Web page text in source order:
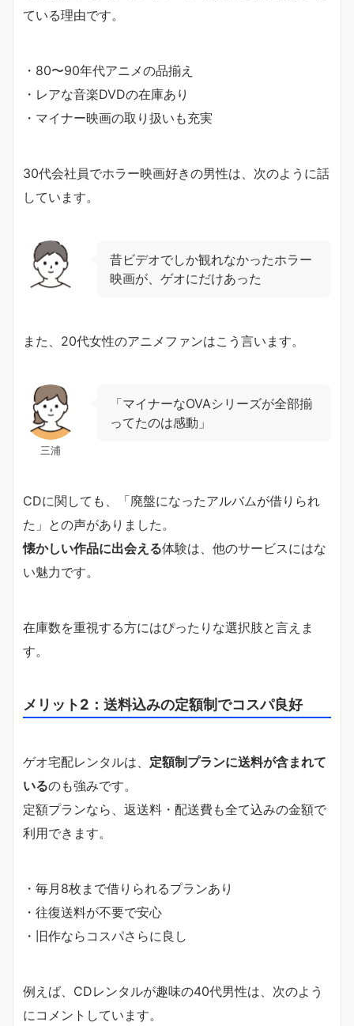
ている理由です。
・80〜90年代アニメの品揃え
・レアな音楽DVDの在庫あり
・マイナー映画の取り扱いも充実
30代会社員でホラー映画好きの男性は、次のように話
しています。
昔ビデオでしか観れなかったホラー
映画が、ゲオにだけあった
また、20代女性のアニメファンはこう言います。
三浦
「マイナーなOVAシリーズが全部揃
ってたのは感動」
CDに関しても、「廃盤になったアルバムが借りられ
た」との声がありました。
懐かしい作品に出会える体験は、他のサービスにはな
い魅力です。
在庫数を重視する方にはぴったりな選択肢と言えま
す。
メリット2：送料込みの定額制でコスパ良好
ゲオ宅配レンタルは、 定額制プランに送料が含まれて
いるのも強みです。
定額プランなら、返送料・配送費も全て込みの金額で
利用できます。
・毎月8枚まで借りられるプランあり
・往復送料が不要で安心
・旧作ならコスパさらに良し
例えば、CDレンタルが趣味の40代男性は、次のよう
にコメントしています。